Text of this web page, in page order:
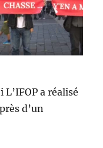
L’IFOP a réalisé
d’un